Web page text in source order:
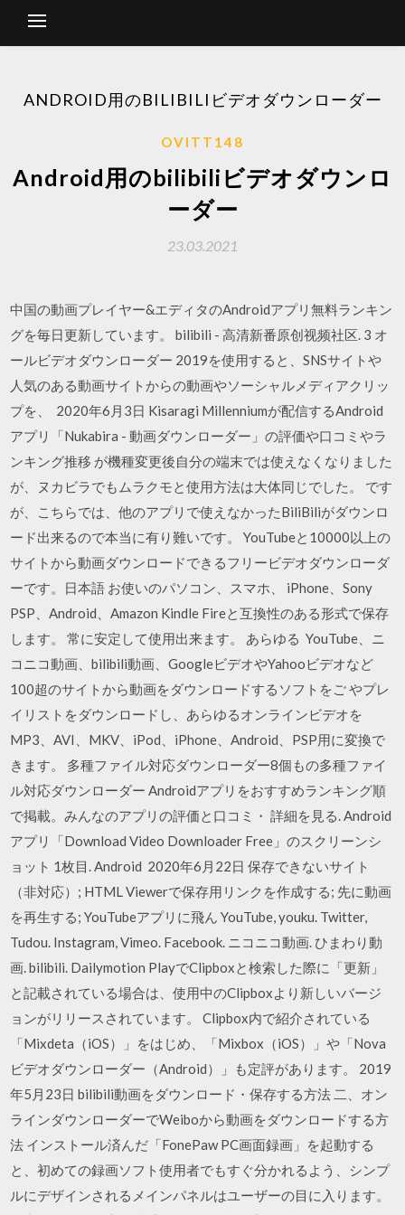
ANDROID用のBILIBILIビデオダウンローダー
OVITT148
Android用のbilibiliビデオダウンロ
ーダー
23.03.2021
中国の動画プレイヤー&エディタのAndroidアプリ無料ランキン
グを毎日更新しています。 bilibili - 高清新番原创视频社区. 3 オ
ールビデオダウンローダー 2019を使用すると、SNSサイトや
人気のある動画サイトからの動画やソーシャルメディアクリッ
プを、 2020年6月3日 Kisaragi Millenniumが配信するAndroid
アプリ「Nukabira - 動画ダウンローダー」の評価や口コミやラ
ンキング推移 が機種変更後自分の端末では使えなくなりました
が、ヌカビラでもムラクモと使用方法は大体同じでした。 です
が、こちらでは、他のアプリで使えなかったBiliBiliがダウンロ
ード出来るので本当に有り難いです。 YouTubeと10000以上の
サイトから動画ダウンロードできるフリービデオダウンローダ
ーです。日本語 お使いのパソコン、スマホ、 iPhone、Sony
PSP、Android、Amazon Kindle Fireと互換性のある形式で保存
します。 常に安定して使用出来ます。 あらゆる YouTube、ニ
コニコ動画、bilibili動画、GoogleビデオやYahooビデオなど
100超のサイトから動画をダウンロードするソフトをご やプレ
イリストをダウンロードし、あらゆるオンラインビデオを
MP3、AVI、MKV、iPod、iPhone、Android、PSP用に変換で
きます。 多種ファイル対応ダウンローダー8個もの多種ファイ
ル対応ダウンローダー Androidアプリをおすすめランキング順
で掲載。みんなのアプリの評価と口コミ・ 詳細を見る. Android
アプリ「Download Video Downloader Free」のスクリーンシ
ョット 1枚目. Android 2020年6月22日 保存できないサイト
（非対応）; HTML Viewerで保存用リンクを作成する; 先に動画
を再生する; YouTubeアプリに飛ん YouTube, youku. Twitter,
Tudou. Instagram, Vimeo. Facebook. ニコニコ動画. ひまわり動
画. bilibili. Dailymotion PlayでClipboxと検索した際に「更新」
と記載されている場合は、使用中のClipboxより新しいバージ
ョンがリリースされています。 Clipbox内で紹介されている
「Mixdeta（iOS）」をはじめ、「Mixbox（iOS）」や「Nova
ビデオダウンローダー（Android）」も定評があります。 2019
年5月23日 bilibili動画をダウンロード・保存する方法 二、オン
ラインダウンローダーでWeiboから動画をダウンロードする方
法 インストール済んだ「FonePaw PC画面録画」を起動する
と、初めての録画ソフト使用者でもすぐ分かれるよう、シンプ
ルにデザインされるメインパネルはユーザーの目に入ります。